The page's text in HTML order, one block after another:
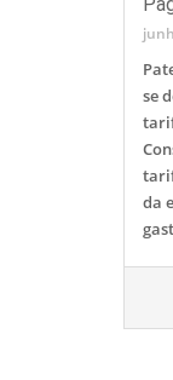
se
da